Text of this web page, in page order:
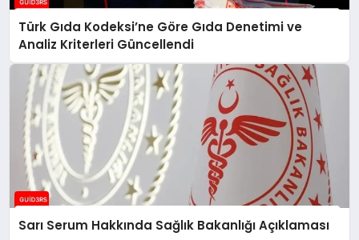
Türk Gıda Kodeksi’ne Göre Gıda Denetimi ve
Analiz Kriterleri Güncellendi
Sarı Serum Hakkında Sağlık Bakanlığı Açıklaması